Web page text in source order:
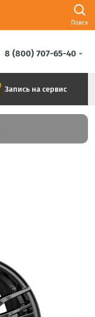
Поиск
8 (800) 707-65-40
Запись на сервис